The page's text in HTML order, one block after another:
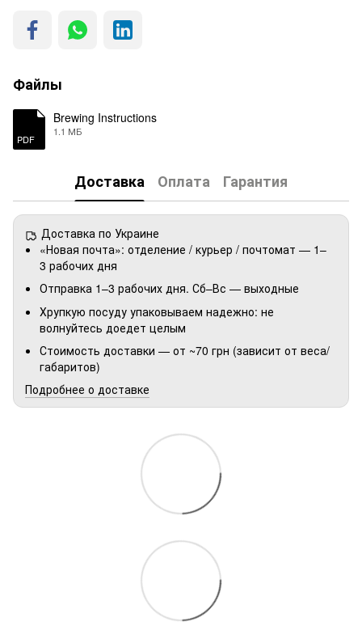
Файлы
PDF
Brewing Instructions
1.1 МБ
Доставка Оплата Гарантия
Доставка по Украине
«Новая почта»: отделение / курьер / почтомат — 1–
3 рабочих дня
Отправка 1–3 рабочих дня. Сб–Вс — выходные
Хрупкую посуду упаковываем надежно: не
волнуйтесь доедет целым
Стоимость доставки — от ~70 грн (зависит от веса/
габаритов)
Подробнее о доставке